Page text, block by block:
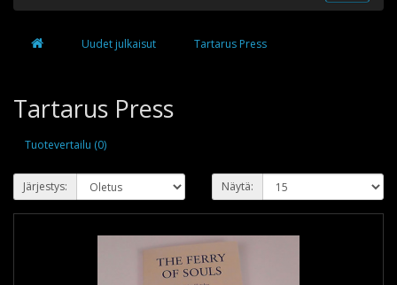
Uudet julkaisut Tartarus Press
Tartarus Press
Tuotevertailu (0)
Järjestys: Näytä: